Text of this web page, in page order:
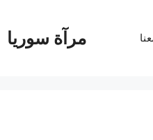
مرآة سوريا